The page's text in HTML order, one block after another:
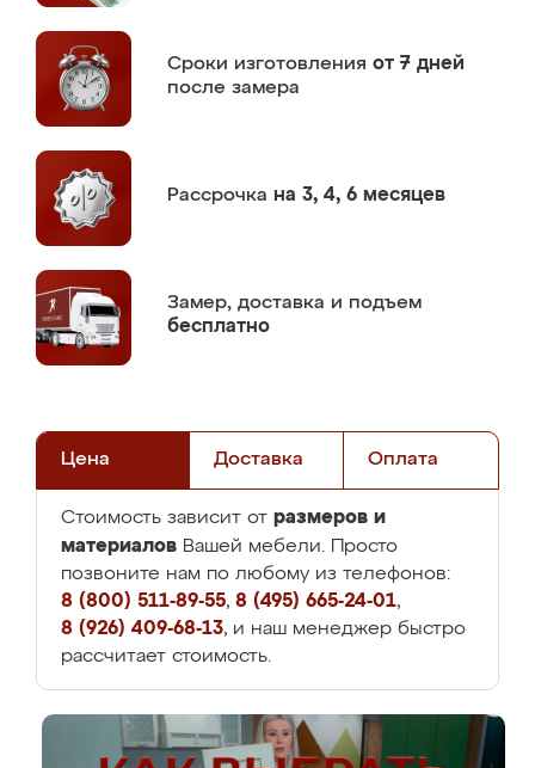
Сроки изготовления от 7 дней
после замера
Рассрочка на 3, 4, 6 месяцев
Замер, доставка и подъем
бесплатно
Цена Доставка Оплата
Стоимость зависит от размеров и
материалов Вашей мебели. Просто
позвоните нам по любому из телефонов:
8 (800) 511-89-55, 8 (495) 665-24-01,
8 (926) 409-68-13, и наш менеджер быстро
рассчитает стоимость.